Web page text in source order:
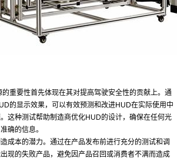
重要性首先体现在其对提高驾驶安全性的贡献上。通
的显示效果，可以有效预测和改进HUD在实际使用中
这种测试帮助制造商优化HUD的设计，确保在任何光
确的信息。
成本的潜力。通过在产品发布前进行充分的测试和调
现的失败产品，避免因产品召回或消费者不满而造成